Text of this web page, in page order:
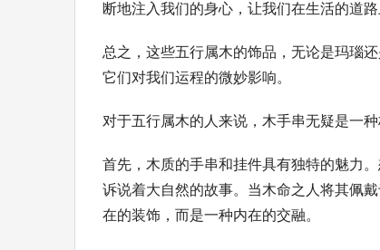
断地注入我们的身心，让我们在生活的道路
总之，这些五行属木的饰品，无论是玛瑙
它们对我们运程的微妙影响。
对于五行属木的人来说，木手串无疑是一种
首先，木质的手串和挂件具有独特的魅力
诉说着大自然的故事。当木命之人将其佩
在的装饰，而是一种内在的交融。